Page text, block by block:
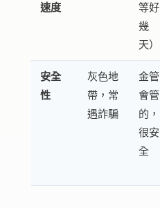
速度
等好
幾
天）
安全
性
灰色地
帶，常
遇詐騙
金管
會管
的，
很安
全